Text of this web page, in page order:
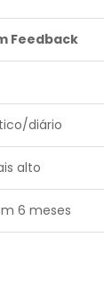
Feedback
diário
alto
6 meses